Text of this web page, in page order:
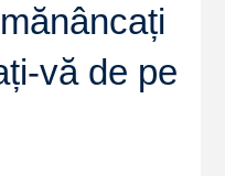
vă de pe